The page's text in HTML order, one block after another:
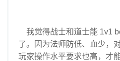
我觉得战士和道士能 1v1
了。因为法师防低、血少，
玩家操作水平要求也高，才